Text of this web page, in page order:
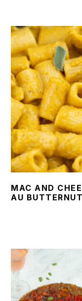
MAC AND
AU BUTTERNUT